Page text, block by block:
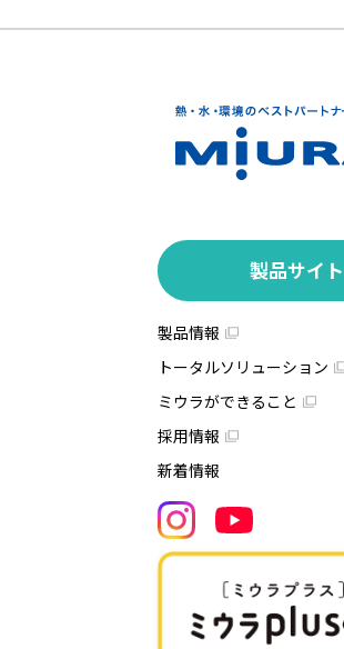
製品サイト
製品情報
トータルソリューション
ミウラができること
採用情報
新着情報